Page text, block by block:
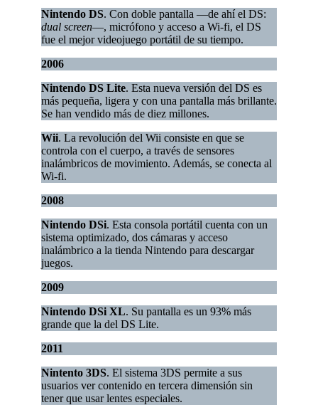
Nintendo DS. Con doble pantalla —de ahí el DS:
dual screen—, micrófono y acceso a Wi-fi, el DS
fue el mejor videojuego portátil de su tiempo.
2006
Nintendo DS Lite. Esta nueva versión del DS es
más pequeña, ligera y con una pantalla más brillante.
Se han vendido más de diez millones.
Wii. La revolución del Wii consiste en que se
controla con el cuerpo, a través de sensores
inalámbricos de movimiento. Además, se conecta al
Wi-fi.
2008
Nintendo DSi. Esta consola portátil cuenta con un
sistema optimizado, dos cámaras y acceso
inalámbrico a la tienda Nintendo para descargar
juegos.
2009
Nintendo DSi XL. Su pantalla es un 93% más
grande que la del DS Lite.
2011
Nintento 3DS. El sistema 3DS permite a sus
usuarios ver contenido en tercera dimensión sin
tener que usar lentes especiales.